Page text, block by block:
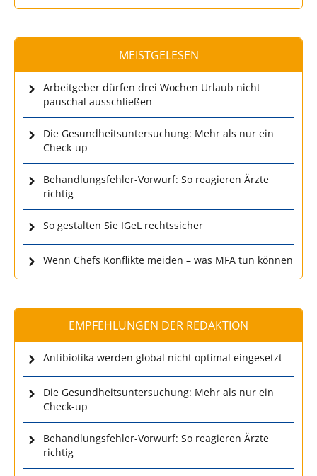
MEISTGELESEN
Arbeitgeber dürfen drei Wochen Urlaub nicht
pauschal ausschließen
Die Gesundheitsuntersuchung: Mehr als nur ein
Check-up
Behandlungsfehler-Vorwurf: So reagieren Ärzte
richtig
So gestalten Sie IGeL rechtssicher
Wenn Chefs Konflikte meiden – was MFA tun können
EMPFEHLUNGEN DER REDAKTION
Antibiotika werden global nicht optimal eingesetzt
Die Gesundheitsuntersuchung: Mehr als nur ein
Check-up
Behandlungsfehler-Vorwurf: So reagieren Ärzte
richtig